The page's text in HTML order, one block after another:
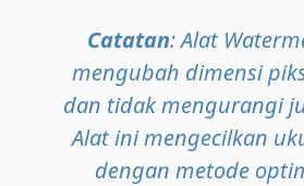
Catatan: Alat
mengubah dimensi
dan tidak mengurangi
Alat ini mengecilkan
dengan metode